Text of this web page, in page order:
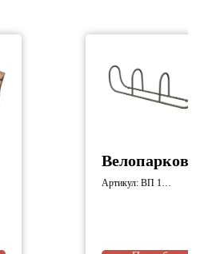
Артикул: ВП 1